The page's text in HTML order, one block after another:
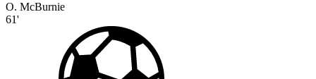
O. McBurnie
61'